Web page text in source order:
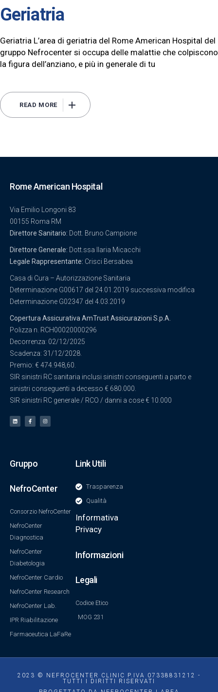
Geriatria
Geriatria L’area di geriatria del Rome American Hospital del
gruppo Nefrocenter si occupa delle malattie che colpiscono
la figura dell’anziano, e più in generale di tu
READ MORE
Rome American Hospital
Via Emilio Longoni 83
00155 Roma RM
Direttore Sanitario: Dott. Bruno Campione
Direttore Generale: Dott.ssa Ilaria Micacchi
Legale Rappresentante: Crisci Bersabea
Casa di Cura – Autorizzazione Sanitaria
Determinazione G00617 del 24.01.2019 successiva modifica
Determinazione G02347 del 4.03.2019
Copertura Assicurativa AmTrust Assicurazioni S.p.A.
Polizza n. RCH00020000296
Decorrenza: 02/12/2025
Scadenza: 31/12/2028.
Premio: € 474.948,60.
SIR sinistri RC sanitaria inclusi sinistri conseguenti a parto e
sinistri conseguenti a decesso € 680.000.
SIR sinistri RC generale / RCO / danni a cose € 10.000
Gruppo
NefroCenter
Consorzio NefroCenter
NefroCenter
Diagnostica
NefroCenter
Diabetologia
NefroCenter Cardio
NefroCenter Research
NefroCenter Lab.
IPR Riabilitazione
Farmaceutica LaFaRe
Link Utili
Trasparenza
Qualità
Informativa
Privacy
Informazioni
Legali
Codice Etico
MOG 231
2023 © NEFROCENTER CLINIC P.IVA 07338831212 -
TUTTI I DIRITTI RISERVATI